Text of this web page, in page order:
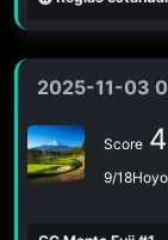
2025-11-03
Score
9/